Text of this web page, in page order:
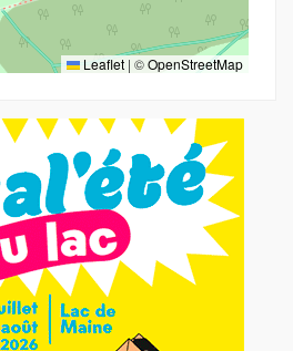
Leaflet | ©OpenStreetMap